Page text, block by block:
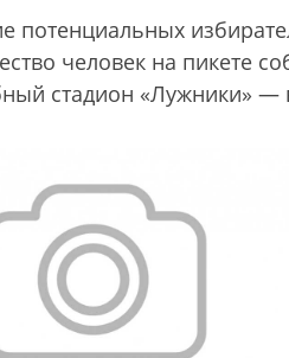
потенциальных
человек на пикете
стадион «Лужники» —